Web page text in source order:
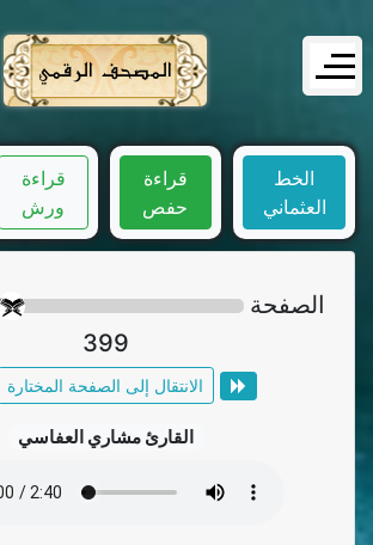
المصحف الرقمي
الخط
العثماني
قراءة
حفص
قراءة
ورش
الصفحة
399
الانتقال إلى الصفحة المختارة
القارئ مشاري العفاسي